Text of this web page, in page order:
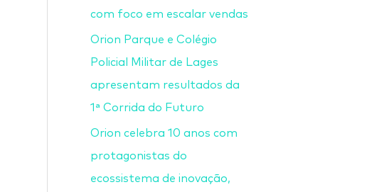
com foco em escalar vendas
Orion Parque e Colégio
Policial Militar de Lages
apresentam resultados da
1ª Corrida do Futuro
Orion celebra 10 anos com
protagonistas do
ecossistema de inovação,